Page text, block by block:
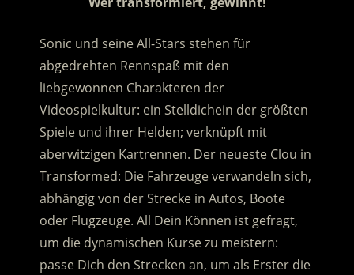
Sonic und seine All-Stars stehen für
abgedrehten Rennspaß mit den
liebgewonnen Charakteren der
Videospielkultur: ein Stelldichein der größten
Spiele und ihrer Helden; verknüpft mit
aberwitzigen Kartrennen. Der neueste Clou in
Transformed: Die Fahrzeuge verwandeln sich,
abhängig von der Strecke in Autos, Boote
oder Flugzeuge. All Dein Können ist gefragt,
um die dynamischen Kurse zu meistern:
passe Dich den Strecken an, um als Erster die